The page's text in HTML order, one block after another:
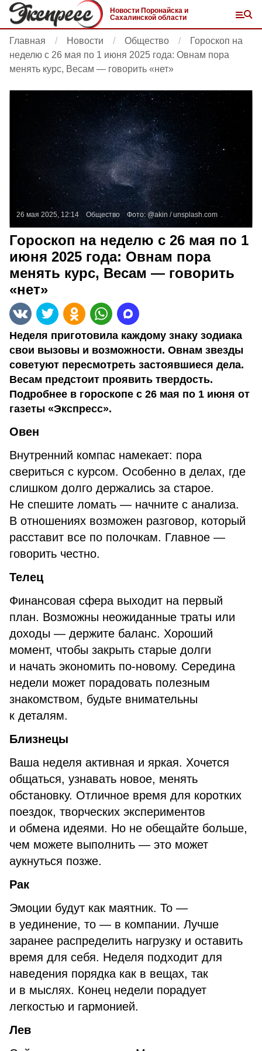
Новости Поронайска и
Сахалинской области
Главная Новости Общество
Гороскоп на
неделю с 26 мая по 1 июня 2025 года: Овнам пора
менять курс, Весам — говорить «нет»
26 мая 2025, 12:14 Общество Фото:@akin /unsplash.com
Гороскоп на неделю с 26 мая по 1
июня 2025 года: Овнам пора
менять курс, Весам — говорить
«нет»
Неделя приготовила каждому знаку зодиака
свои вызовы и возможности. Овнам звезды
советуют пересмотреть застоявшиеся дела.
Весам предстоит проявить твердость.
Подробнее в гороскопе с 26 мая по 1 июня от
газеты «Экспресс».
Овен
Внутренний компас намекает: пора
свериться с курсом. Особенно в делах, где
слишком долго держались за старое.
Не спешите ломать — начните с анализа.
В отношениях возможен разговор, который
расставит все по полочкам. Главное —
говорить честно.
Телец
Финансовая сфера выходит на первый
план. Возможны неожиданные траты или
доходы — держите баланс. Хороший
момент, чтобы закрыть старые долги
и начать экономить по-новому. Середина
недели может порадовать полезным
знакомством, будьте внимательны
к деталям.
Близнецы
Ваша неделя активная и яркая. Хочется
общаться, узнавать новое, менять
обстановку. Отличное время для коротких
поездок, творческих экспериментов
и обмена идеями. Но не обещайте больше,
чем можете выполнить — это может
аукнуться позже.
Рак
Эмоции будут как маятник. То —
в уединение, то — в компании. Лучше
заранее распределить нагрузку и оставить
время для себя. Неделя подходит для
наведения порядка как в вещах, так
и в мыслях. Конец недели порадует
легкостью и гармонией.
Лев